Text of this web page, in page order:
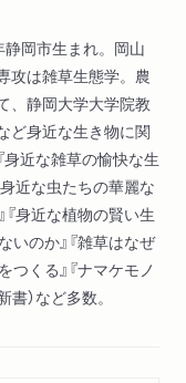
静岡市生まれ。岡山
攻は雑草生態学。農
、静岡大学大学院教
ど身近な生き物に関
近な雑草の愉快な生
身近な虫たちの華麗な
身近な植物の賢い生
いのか』『雑草はなぜ
つくる』『ナマケモノ
）など多数。